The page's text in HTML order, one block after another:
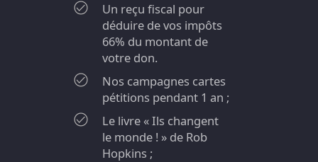
Un reçu fiscal pour
déduire de vos impôts
66% du montant de
votre don.
Nos campagnes cartes
pétitions pendant 1 an ;
Le livre « Ils changent
le monde ! » de Rob
Hopkins ;